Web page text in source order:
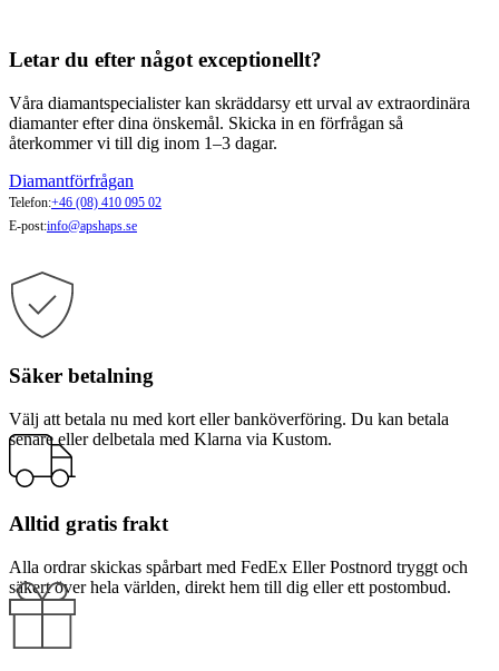
Letar du efter något exceptionellt?
Våra diamantspecialister kan skräddarsy ett urval av extraordinära
diamanter efter dina önskemål. Skicka in en förfrågan så
återkommer vi till dig inom 1–3 dagar.
Diamantförfrågan
Telefon:+46 (08) 410 095 02
E-post:info@apshaps.se
Säker betalning
Välj att betala nu med kort eller banköverföring. Du kan betala
senare eller delbetala med Klarna via Kustom.
Alltid gratis frakt
Alla ordrar skickas spårbart med FedEx Eller Postnord tryggt och
säkert över hela världen, direkt hem till dig eller ett postombud.